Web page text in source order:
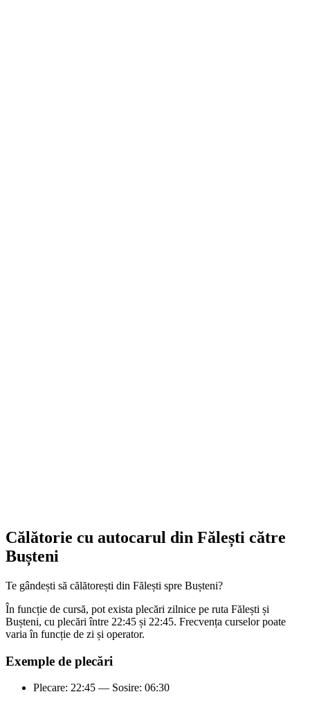
Călătorie cu autocarul din Fălești către
Bușteni
Te gândești să călătorești din Fălești spre Bușteni?
În funcție de cursă, pot exista plecări zilnice pe ruta Fălești și
Bușteni, cu plecări între 22:45 și 22:45. Frecvența curselor poate
varia în funcție de zi și operator.
Exemple de plecări
Plecare: 22:45 — Sosire: 06:30